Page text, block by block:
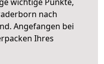
nach
Angefangen bei
Ihres